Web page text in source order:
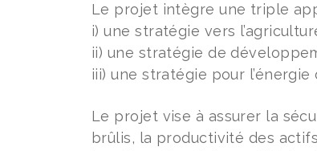
Le projet intègre une triple
i) une stratégie vers
ii) une stratégie de
iii) une stratégie pour l’énergie
Le projet vise à assurer la
brûlis, la productivité des